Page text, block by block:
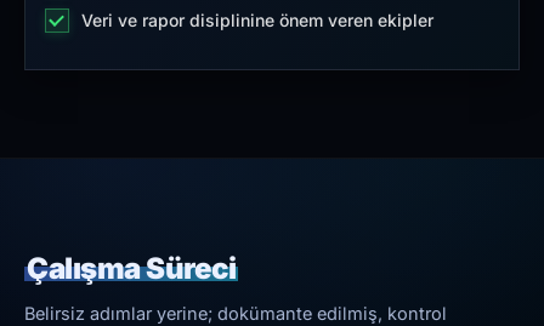
Veri ve rapor disiplinine önem veren ekipler
Çalışma Süreci
Belirsiz adımlar yerine; dokümante edilmiş, kontrol